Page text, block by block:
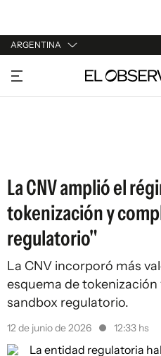
ARGENTINA
URUGUAY
ARGENTINA
La CNV amplió el
tokenización y
regulatorio"
La CNV incorporó más
esquema de
sandbox regulatorio.
12 de junio de 2026 12:33 hs